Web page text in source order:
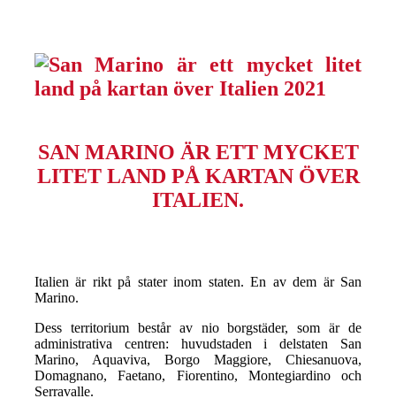
SAN MARINO ÄR ETT MYCKET
LITET LAND PÅ KARTAN ÖVER
ITALIEN.
Italien är rikt på stater inom staten. En av dem är San
Marino.
Dess territorium består av nio borgstäder, som är de
administrativa centren: huvudstaden i delstaten San
Marino, Aquaviva, Borgo Maggiore, Chiesanuova,
Domagnano, Faetano, Fiorentino, Montegiardino och
Serravalle.